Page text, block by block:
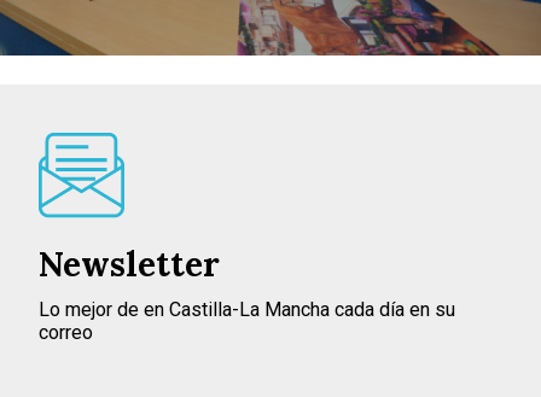
Newsletter
Lo mejor de en Castilla-La Mancha cada día en su
correo